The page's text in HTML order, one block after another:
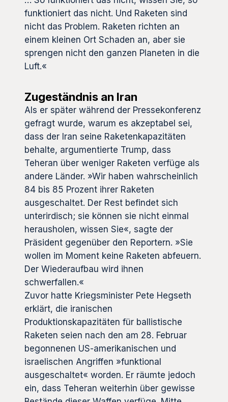
funktioniert das nicht. Und Raketen sind
nicht das Problem. Raketen richten an
einem kleinen Ort Schaden an, aber sie
sprengen nicht den ganzen Planeten in die
Luft.«
Zugeständnis an Iran
Als er später während der Pressekonferenz
gefragt wurde, warum es akzeptabel sei,
dass der Iran seine Raketenkapazitäten
behalte, argumentierte Trump, dass
Teheran über weniger Raketen verfüge als
andere Länder. »Wir haben wahrscheinlich
84 bis 85 Prozent ihrer Raketen
ausgeschaltet. Der Rest befindet sich
unterirdisch; sie können sie nicht einmal
herausholen, wissen Sie«, sagte der
Präsident gegenüber den Reportern. »Sie
wollen im Moment keine Raketen abfeuern.
Der Wiederaufbau wird ihnen
schwerfallen.«
Zuvor hatte Kriegsminister Pete Hegseth
erklärt, die iranischen
Produktionskapazitäten für ballistische
Raketen seien nach den am 28. Februar
begonnenen US-amerikanischen und
israelischen Angriffen »funktional
ausgeschaltet« worden. Er räumte jedoch
ein, dass Teheran weiterhin über gewisse